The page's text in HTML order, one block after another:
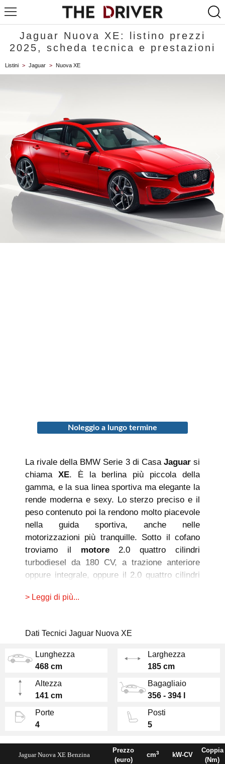
Jaguar Nuova XE: listino prezzi
2025, scheda tecnica e prestazioni
Listini > Jaguar > Nuova XE
Noleggio a lungo termine
La rivale della BMW Serie 3 di Casa Jaguarsi
chiama XE. È la berlina più piccola della
gamma, e la sua linea sportiva ma elegante la
rende moderna e sexy. Lo sterzo preciso e il
peso contenuto poi la rendono molto piacevole
nella guida sportiva, anche nelle
motorizzazioni più tranquille. Sotto il cofano
troviamo il motore2.0 quattro cilindri
turbodiesel da 180 CV, a trazione anteriore
oppure integrale, oppure il 2.0 quattro cilindri
anche in questo caso a
marce ZF.
L'abitacolo ha un design pulito ma allo stesso
insonorizzazione all'altezza del marchio. La
versione restyling vanta anche uno schermo
da 8" accoppiato ad un altro piccolo schermo
supplementare.
> Leggi di più...
Dati Tecnici Jaguar Nuova XE
Lunghezza
468 cm
Larghezza
185 cm
Altezza
141 cm
Bagagliaio
356 - 394 l
Porte
4
Posti
5
Jaguar Nuova XE Benzina
Prezzo
(euro)
cm3 kW-CV
Coppia
(Nm)